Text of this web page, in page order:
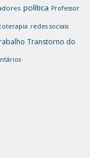
política Professor
redes sociais
Transtorno do